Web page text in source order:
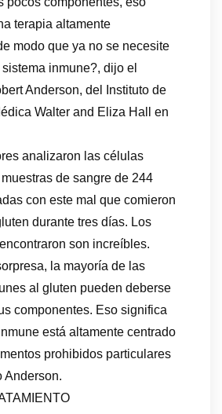
terapia altamente
modo que ya no se necesite
inmune?, dijo el
Anderson, del Instituto de
Walter and Eliza Hall en
analizaron las células
de sangre de 244
con este mal que comieron
durante tres días. Los
son increíbles.
la mayoría de las
al gluten pueden deberse
componentes. Eso significa
está altamente centrado
prohibidos particulares
Anderson.